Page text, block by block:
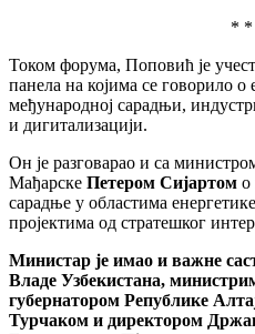
*
Током форума, Поповић је
панела на којима се говорило
међународној сарадњи,
и дигитализацији.
Он је разговарао и са
Мађарске Петером Сијартом о
сарадње у областима
пројектима од стратешког
Министар је имао и важне
Владе Узбекистана,
губернатором Републике
Турчаком и директором